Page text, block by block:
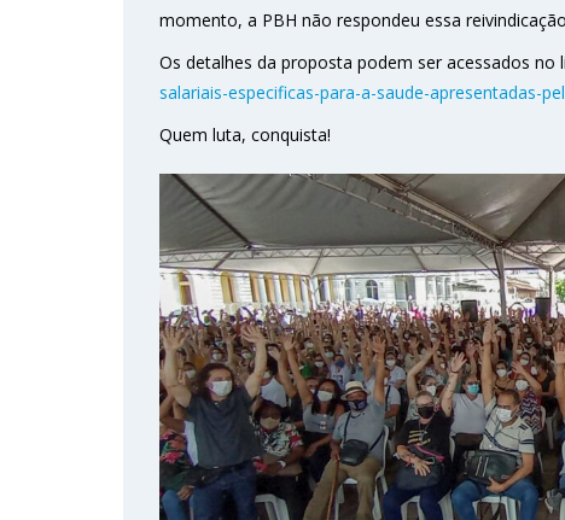
momento, a PBH não respondeu essa
Os detalhes da proposta podem ser acessados no
salariais-especificas-para-a-saude-apresentadas-
Quem luta, conquista!